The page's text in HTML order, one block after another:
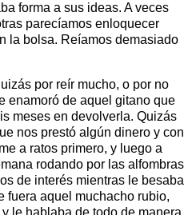
forma a sus ideas. A veces
parecíamos enloquecer
la bolsa. Reíamos demasiado
por reír mucho, o por no
enamoró de aquel gitano que
meses en devolverla. Quizás
nos prestó algún dinero y con
a ratos primero, y luego a
rodando por las alfombras
de interés mientras le besaba
fuera aquel muchacho rubio,